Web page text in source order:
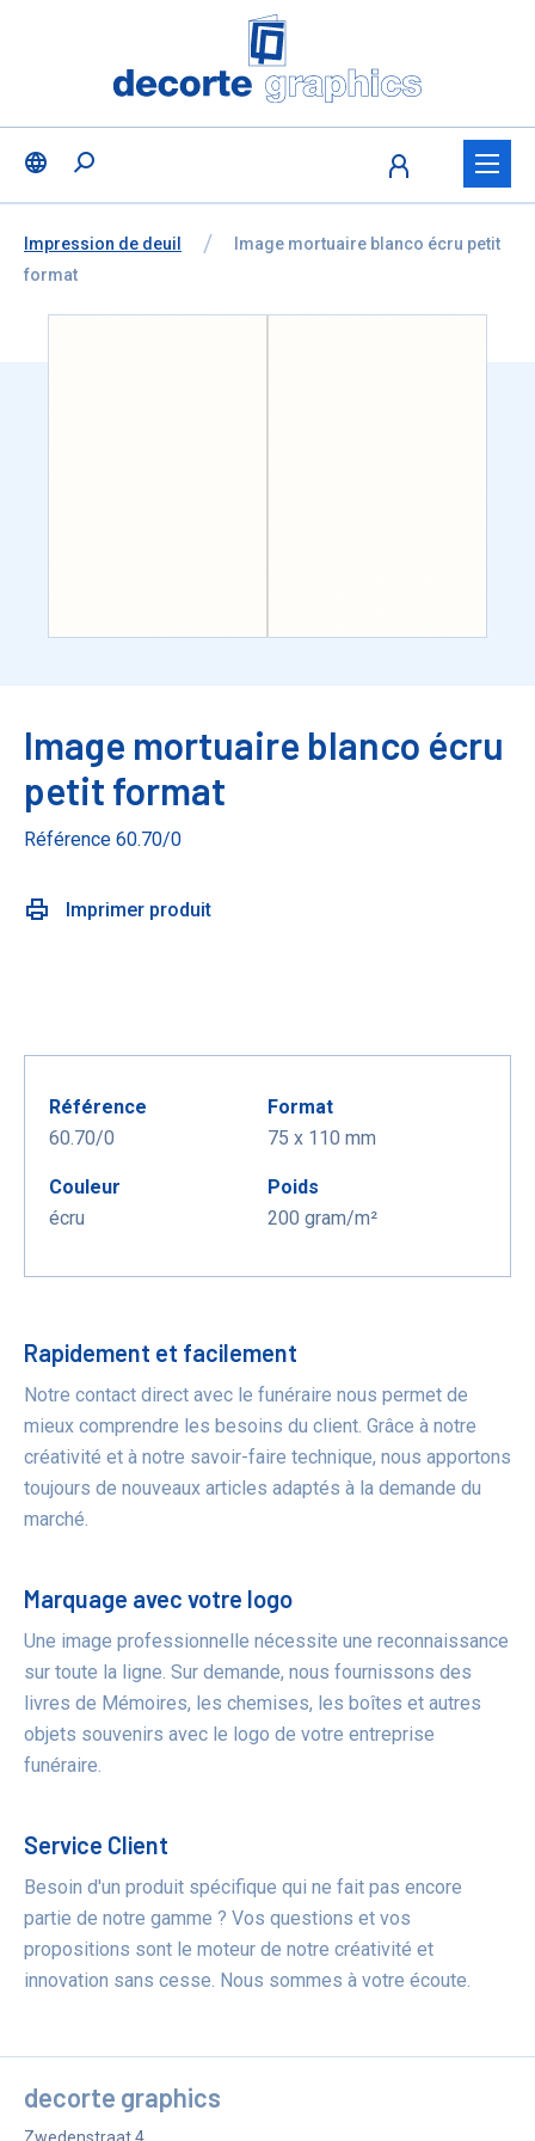
Fratello DEMO
Vous êtes ici:
de
Impression de deuil
Image mortuaire blanco écru petit
format
Image mortuaire blanco écru
petit format
Référence 60.70/0
Imprimer produit
Référence
60.70/0
Format
75 x 110 mm
Couleur
écru
Poids
200 gram/m²
Bénéfices
Rapidement et facilement
Notre contact direct avec le funéraire nous permet de
mieux comprendre les besoins du client. Grâce à notre
créativité et à notre savoir-faire technique, nous apportons
toujours de nouveaux articles adaptés à la demande du
marché.
Marquage avec votre logo
Une image professionnelle nécessite une reconnaissance
sur toute la ligne. Sur demande, nous fournissons des
livres de Mémoires, les chemises, les boîtes et autres
objets souvenirs avec le logo de votre entreprise
funéraire.
Service Client
Besoin d'un produit spécifique qui ne fait pas encore
partie de notre gamme ? Vos questions et vos
propositions sont le moteur de notre créativité et
innovation sans cesse. Nous sommes à votre écoute.
decorte graphics